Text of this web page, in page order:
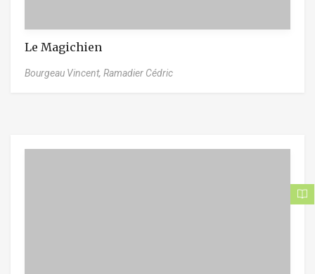
Le Magichien
Bourgeau Vincent, Ramadier Cédric